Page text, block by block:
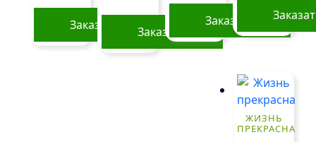
Заказать
Заказать
Заказать
ЖИЗНЬ
ПРЕКРАСНА